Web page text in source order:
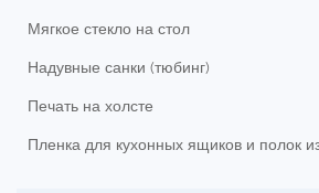
Мягкое стекло на стол
Надувные санки (тюбинг)
Печать на холсте
Пленка для кухонных ящиков и полок